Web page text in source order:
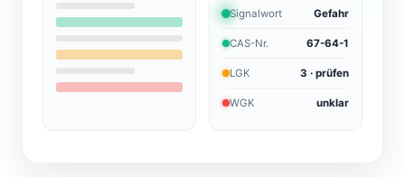
Signalwort Gefahr
CAS-Nr. 67-64-1
LGK 3 · prüfen
WGK unklar